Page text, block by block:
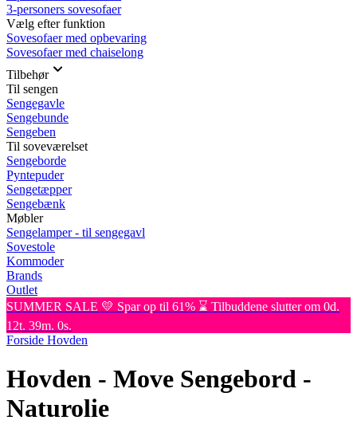
3-personers sovesofaer
Vælg efter funktion
Sovesofaer med opbevaring
Sovesofaer med chaiselong
Tilbehør
Til sengen
Sengegavle
Sengebunde
Sengeben
Til soveværelset
Sengeborde
Pyntepuder
Sengetæpper
Sengebænk
Møbler
Sengelamper - til sengegavl
Sovestole
Kommoder
Brands
Outlet
SUMMER SALE 💛 Spar op til 61% ⌛ Tilbuddene slutter om 0d.
12t. 39m. 0s.
Forside Hovden
Hovden - Move Sengebord -
Naturolie